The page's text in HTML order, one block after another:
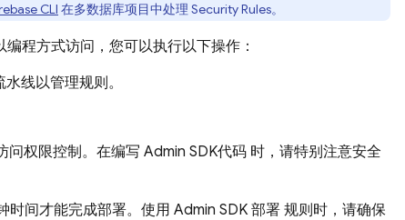
CLI 在多数据库项目中处理 Security Rules。
编程方式访问，您可以执行以下操作：
线以管理规则。
问权限控制。在编写 Admin SDK代码 时，请特别注意安全
时间才能完成部署。使用 Admin SDK 部署 规则时，请确保